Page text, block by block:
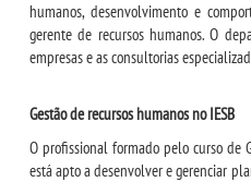
PLANOS
RELATOS
humanos, desenvolvimento e
gerente de recursos humanos. O
empresas e as consultorias
Gestão de recursos humanos no IESB
O profissional formado pelo curso de
está apto a desenvolver e gerenciar